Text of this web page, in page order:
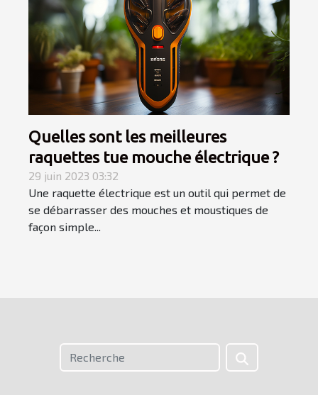
Quelles sont les meilleures
raquettes tue mouche électrique ?
29 juin 2023 03:32
Une raquette électrique est un outil qui permet de
se débarrasser des mouches et moustiques de
façon simple...